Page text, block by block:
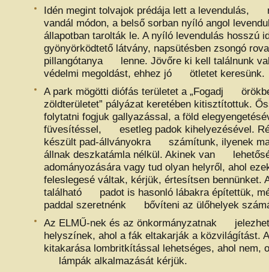
Idén megint tolvajok prédája lett a levendulás,
vandál módon, a belső sorban nyíló angol
állapotban tarolták le. A nyíló levendulás
gyönyörködtető látvány, napsütésben zsongó
pillangótanya lenne. Jövőre ki kell találnunk
védelmi megoldást, ehhez jó ötletet keresünk.
A park mögötti diófás területet a „Fogadj
zöldterületet” pályázat keretében kitisztítottuk.
folytatni fogjuk gallyazással, a föld
füvesítéssel, esetleg padok kihelyezésével.
készült pad-állványokra számítunk, ilyenek
állnak deszkatámla nélkül. Akinek van
adományozására vagy tud olyan helyről, ahol
feleslegesé váltak, kérjük, értesítsen bennünket.
található padot is hasonló lábakra építettük,
paddal szeretnénk bővíteni az ülőhelyek
Az ELMŰ-nek és az önkormányzatnak
helyszínek, ahol a fák eltakarják a
kitakarása lombritkítással lehetséges, ahol nem,
lámpák alkalmazását kérjük.